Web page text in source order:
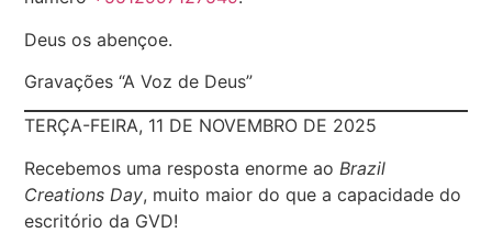
Deus os abençoe.
Gravações “A Voz de Deus”
TERÇA-FEIRA, 11 DE NOVEMBRO DE 2025
Recebemos uma resposta enorme ao Brazil
Creations Day, muito maior do que a capacidade do
escritório da GVD!